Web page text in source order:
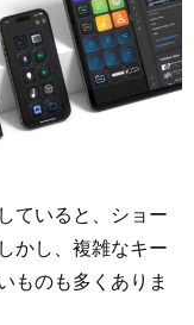
ていると、ショー
かし、複雑なキー
ものも多くありま